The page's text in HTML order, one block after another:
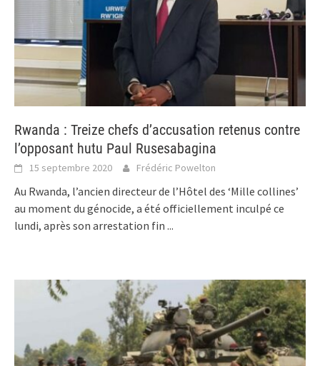
Rwanda : Treize chefs d’accusation retenus contre
l’opposant hutu Paul Rusesabagina
15 septembre 2020 Frédéric Powelton
Au Rwanda, l’ancien directeur de l’Hôtel des ‘Mille collines’
au moment du génocide, a été officiellement inculpé ce
lundi, après son arrestation fin ...